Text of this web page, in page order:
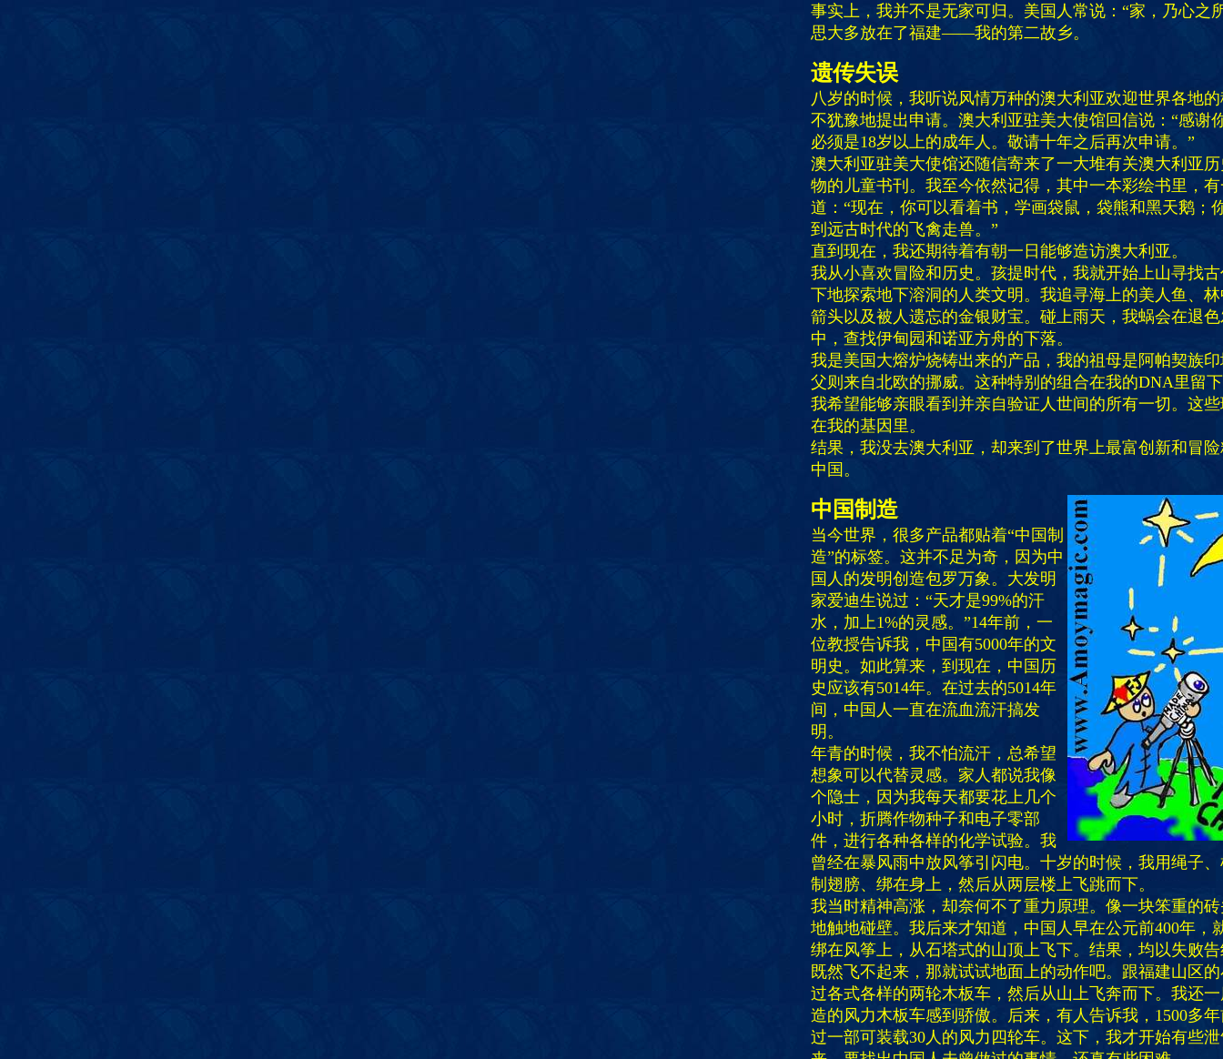
事实上，我并不是无家可归。美国人常说：“家，乃心之
思大多放在了福建——我的第二故乡。
遗传失误
八岁的时候，我听说风情万种的澳大利亚欢迎世界各地
不犹豫地提出申请。澳大利亚驻美大使馆回信说：“感谢
必须是18岁以上的成年人。敬请十年之后再次申请。”
澳大利亚驻美大使馆还随信寄来了一大堆有关澳大利亚
物的儿童书刊。我至今依然记得，其中一本彩绘书里，
道：“现在，你可以看着书，学画袋鼠，袋熊和黑天鹅；
到远古时代的飞禽走兽。”
直到现在，我还期待着有朝一日能够造访澳大利亚。
我从小喜欢冒险和历史。孩提时代，我就开始上山寻找
下地探索地下溶洞的人类文明。我追寻海上的美人鱼、
箭头以及被人遗忘的金银财宝。碰上雨天，我蜗会在退
中，查找伊甸园和诺亚方舟的下落。
我是美国大熔炉烧铸出来的产品，我的祖母是阿帕契族
父则来自北欧的挪威。这种特别的组合在我的DNA里留
我希望能够亲眼看到并亲自验证人世间的所有一切。这
在我的基因里。
结果，我没去澳大利亚，却来到了世界上最富创新和冒
中国。
中国制造
当今世界，很多产品都贴着“中国制
造”的标签。这并不足为奇，因为中
国人的发明创造包罗万象。大发明
家爱迪生说过：“天才是99%的汗
水，加上1%的灵感。”14年前，一
位教授告诉我，中国有5000年的文
明史。如此算来，到现在，中国历
史应该有5014年。在过去的5014年
间，中国人一直在流血流汗搞发
明。
年青的时候，我不怕流汗，总希望
想象可以代替灵感。家人都说我像
个隐士，因为我每天都要花上几个
小时，折腾作物种子和电子零部
件，进行各种各样的化学试验。我
曾经在暴风雨中放风筝引闪电。十岁的时候，我用绳子
制翅膀、绑在身上，然后从两层楼上飞跳而下。
我当时精神高涨，却奈何不了重力原理。像一块笨重的
地触地碰壁。我后来才知道，中国人早在公元前400年，
绑在风筝上，从石塔式的山顶上飞下。结果，均以失败
既然飞不起来，那就试试地面上的动作吧。跟福建山区
过各式各样的两轮木板车，然后从山上飞奔而下。我还
造的风力木板车感到骄傲。后来，有人告诉我，1500多
过一部可装载30人的风力四轮车。这下，我才开始有些